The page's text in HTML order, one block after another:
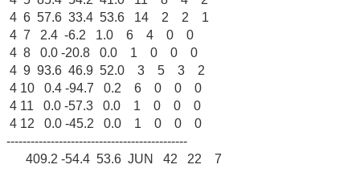
4 6 57.6 33.4 53.6 14 2 2 1
4 7 2.4 -6.2 1.0 6 4 0 0
4 8 0.0 -20.8 0.0 1 0 0 0
4 9 93.6 46.9 52.0 3 5 3 2
4 10 0.4 -94.7 0.2 6 0 0 0
4 11 0.0 -57.3 0.0 1 0 0 0
4 12 0.0 -45.2 0.0 1 0 0 0
---------------------------------------------
409.2 -54.4 53.6 JUN 42 22 7